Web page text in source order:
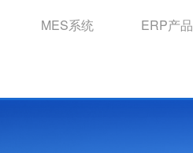
MES系统 ERP产品